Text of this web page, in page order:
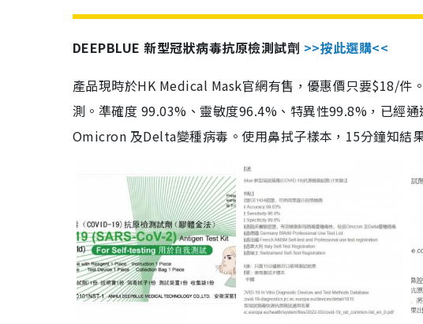
DEEPBLUE 新型冠狀病毒抗原檢測試劑 >>按此選購<<
產品現時於HK Medical Mask官網有售，優惠價只要$18/件
測。準確度 99.03%、靈敏度96.4%、特異性99.8%，已經
Omicron 及Delta變種病毒。使用鼻拭子樣本，15分鐘知結